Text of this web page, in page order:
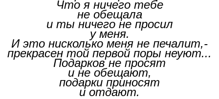
Что я ничего тебе
не обещала
и ты ничего не просил
у меня.
И это нисколько меня не печалит,-
прекрасен той первой поры неуют...
Подарков не просят
и не обещают,
подарки приносят
и отдают.